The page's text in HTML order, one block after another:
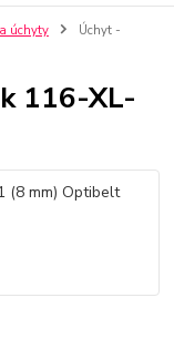
úchyty
Úchyt -
116-XL-